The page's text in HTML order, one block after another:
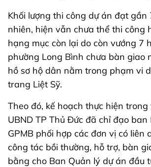
Khối lượng thi công dự án đạt gần
nhiên, hiện vẫn chưa thể thi công
hạng mục còn lại do còn vướng 7
phường Long Bình chưa bàn giao
hồ sơ hộ dân nằm trong phạm vi
trang Liệt Sỹ.
Theo đó, kế hoạch thực hiện trong
UBND TP Thủ Đức đã chỉ đạo ban
GPMB phối hợp các đơn vị có liên
công tác bồi thường, hỗ trợ, bàn
bằng cho Ban Quản lý dự án đầu